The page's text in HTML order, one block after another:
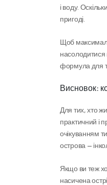
і воду.
пригоді.
Щоб
формула для
Висновок:
Для тих, хто
практичний і
очікуванням
острова —
Якщо ви теж
насичена